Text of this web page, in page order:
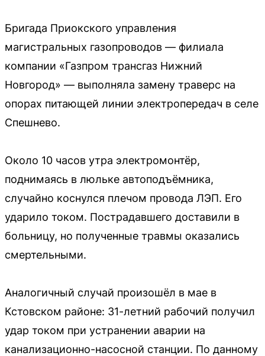
Бригада Приокского управления
магистральных газопроводов — филиала
компании «Газпром трансгаз Нижний
Новгород» — выполняла замену траверс на
опорах питающей линии электропередач в селе
Спешнево.
Около 10 часов утра электромонтёр,
поднимаясь в люльке автоподъёмника,
случайно коснулся плечом провода ЛЭП. Его
ударило током. Пострадавшего доставили в
больницу, но полученные травмы оказались
смертельными.
Аналогичный случай произошёл в мае в
Кстовском районе: 31-летний рабочий получил
удар током при устранении аварии на
канализационно-насосной станции. По данному